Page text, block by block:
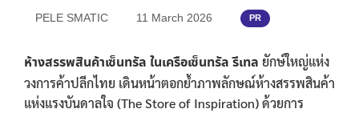
PELE SMATIC 11 March 2026 PR
ห้างสรรพสินค้าเซ็นทรัล ในเครือเซ็นทรัล รีเทล ยักษ์ใหญ่แห่ง
วงการค้าปลีกไทย เดินหน้าตอกย้ำภาพลักษณ์ห้างสรรพสินค้า
แห่งแรงบันดาลใจ (The Store of Inspiration) ด้วยการ